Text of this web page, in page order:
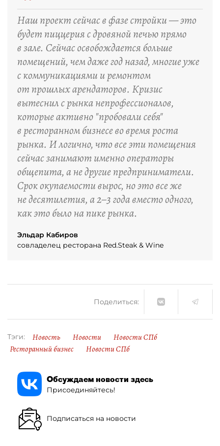
Наш проект сейчас в фазе стройки — это
будет пиццерия с дровяной печью прямо
в зале. Сейчас освобождается больше
помещений, чем даже год назад, многие уже
с коммуникациями и ремонтом
от прошлых арендаторов. Кризис
вытеснил с рынка непрофессионалов,
которые активно "пробовали себя"
в ресторанном бизнесе во время роста
рынка. И логично, что все эти помещения
сейчас занимают именно операторы
общепита, а не другие предприниматели.
Срок окупаемости вырос, но это все же
не десятилетия, а 2–3 года вместо одного,
как это было на пике рынка.
Эльдар Кабиров
совладелец ресторана Red.Steak & Wine
Поделиться:
Тэги: Новость Новости
Новости СПб
Ресторанный бизнес
Новости СПб
Обсуждаем новости здесь
Присоединяйтесь!
Подписаться на новости